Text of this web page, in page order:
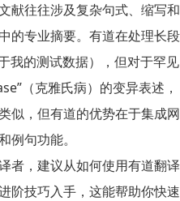
献往往涉及复杂句式、缩写和
的专业摘要。有道在处理长段
我的测试数据），但对于罕见
（克雅氏病）的变异表述，
似，但有道的优势在于集成网
例句功能。
者，建议从如何使用有道翻译
阶技巧入手，这能帮助你快速